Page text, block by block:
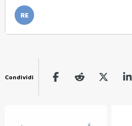
RE
Condividi